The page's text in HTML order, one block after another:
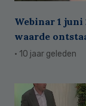
Webinar 1
waarde
· 10 jaar geleden